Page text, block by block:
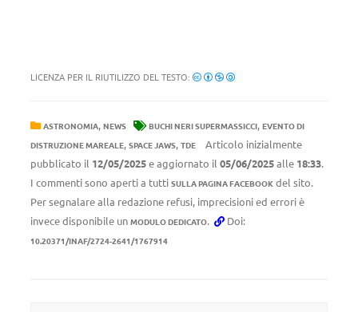
LICENZA PER IL RIUTILIZZO DEL TESTO:
ASTRONOMIA, NEWS BUCHI NERI SUPERMASSICCI, EVENTO DI
DISTRUZIONE MAREALE, SPACE JAWS, TDE
Articolo inizialmente
pubblicato il 12/05/2025e aggiornato il 05/06/2025alle 18:33.
I commenti sono aperti a tutti SULLA PAGINA FACEBOOK del sito.
Per segnalare alla redazione refusi, imprecisioni ed errori è
invece disponibile un MODULO DEDICATO. Doi:
10.20371/INAF/2724-2641/1767914